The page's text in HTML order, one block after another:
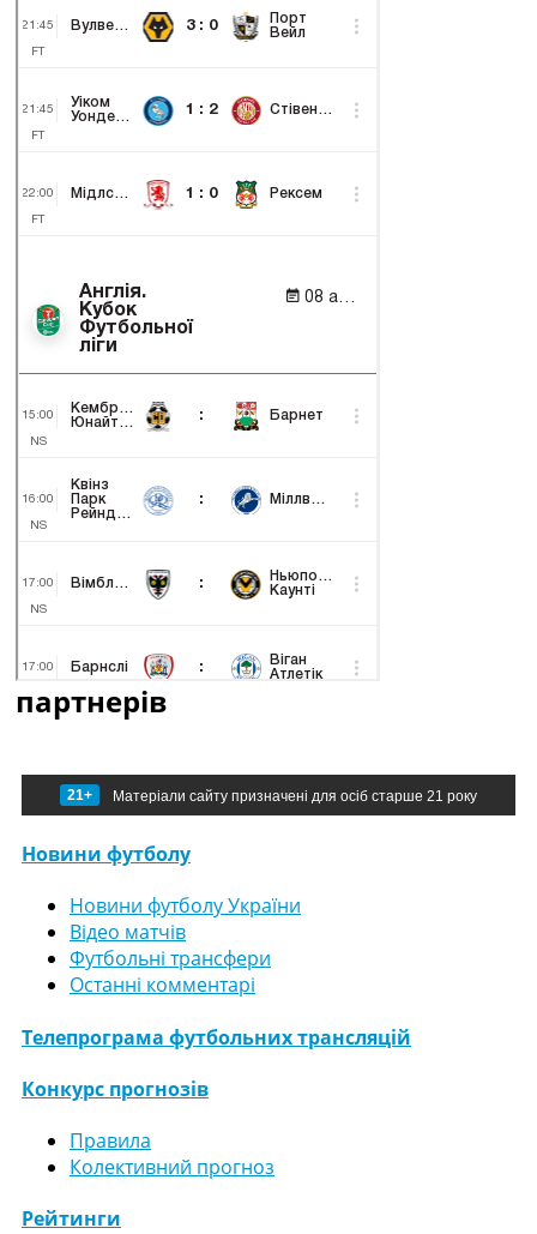
партнерів
21+ Матеріали сайту призначені для осіб старше 21 року
Новини футболу
Новини футболу України
Відео матчів
Футбольні трансфери
Останні комментарі
Телепрограма футбольних трансляцій
Конкурс прогнозів
Правила
Колективний прогноз
Рейтинги